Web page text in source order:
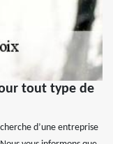
tout type de
d’une entreprise